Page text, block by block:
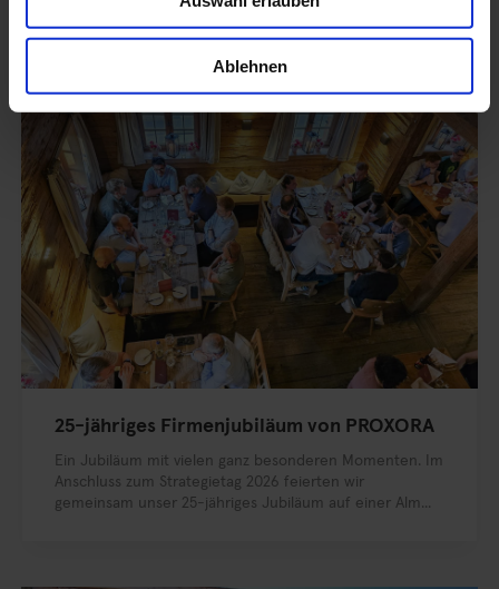
Ablehnen
Weitere Beiträge:
25-jähriges Firmenjubiläum von PROXORA
Ein Jubiläum mit vielen ganz besonderen Momenten. Im
Anschluss zum Strategietag 2026 feierten wir
gemeinsam unser 25-jähriges Jubiläum auf einer Alm...